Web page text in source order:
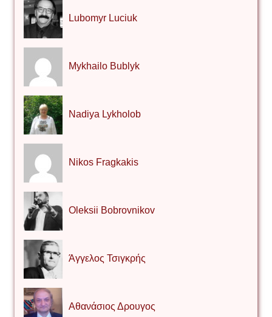
Lubomyr Luciuk
Mykhailo Bublyk
Nadiya Lykholob
Nikos Fragkakis
Oleksii Bobrovnikov
Άγγελος Τσιγκρής
Αθανάσιος Δρουγος